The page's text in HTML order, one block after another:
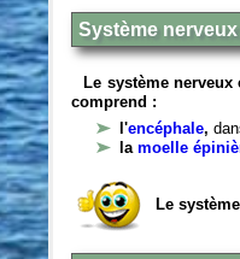
Système nerveux
Le système
comprend :
l'encéphale,
lamoelle
Le